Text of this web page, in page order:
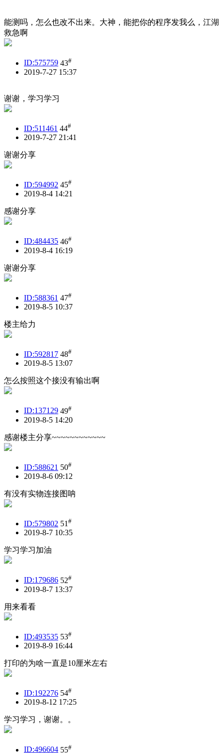
能测吗，怎么也改不出来。大神，能把你的程序发我么，江湖
救急啊
ID:575759 43#
2019-7-27 15:37
谢谢，学习学习
ID:511461 44#
2019-7-27 21:41
谢谢分享
ID:594992 45#
2019-8-4 14:21
感谢分享
ID:484435 46#
2019-8-4 16:19
谢谢分享
ID:588361 47#
2019-8-5 10:37
楼主给力
ID:592817 48#
2019-8-5 13:07
怎么按照这个接没有输出啊
ID:137129 49#
2019-8-5 14:20
感谢楼主分享~~~~~~~~~~~~
ID:588621 50#
2019-8-6 09:12
有没有实物连接图呐
ID:579802 51#
2019-8-7 10:35
学习学习加油
ID:179686 52#
2019-8-7 13:37
用来看看
ID:493535 53#
2019-8-9 16:44
打印的为啥一直是10厘米左右
ID:192276 54#
2019-8-12 17:25
学习学习，谢谢。。
ID:496604 55#